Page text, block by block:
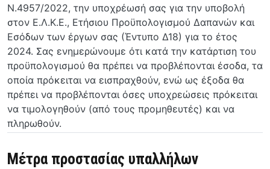
Ν.4957/2022, την υποχρέωσή σας για την υποβολή
στον Ε.Λ.Κ.Ε., Ετήσιου Προϋπολογισμού Δαπανών και
Εσόδων των έργων σας (Έντυπο Δ18) για το έτος
2024. Σας ενημερώνουμε ότι κατά την κατάρτιση του
προϋπολογισμού θα πρέπει να προβλέπονται έσοδα, τα
οποία πρόκειται να εισπραχθούν, ενώ ως έξοδα θα
πρέπει να προβλέπονται όσες υποχρεώσεις πρόκειται
να τιμολογηθούν (από τους προμηθευτές) και να
πληρωθούν.
Μέτρα προστασίας υπαλλήλων